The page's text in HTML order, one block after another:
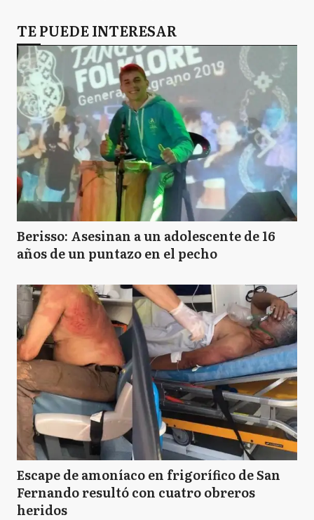
TE PUEDE INTERESAR
Berisso: Asesinan a un adolescente de 16
años de un puntazo en el pecho
Escape de amoníaco en frigorífico de San
Fernando resultó con cuatro obreros
heridos